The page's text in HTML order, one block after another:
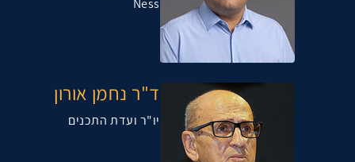
Ness
ד"ר נחמן אורון
יו"ר ועדת התכנים